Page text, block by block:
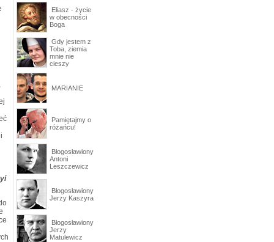
Eliasz - życie
w obecności
Boga
Gdy jestem z
Toba, ziemia
mnie nie
cieszy
MARIANIE
Pamiętajmy o
różańcu!
Błogosławiony
Antoni
Leszczewicz
Błogosławiony
Jerzy Kaszyra
Błogosławiony
Jerzy
Matulewicz